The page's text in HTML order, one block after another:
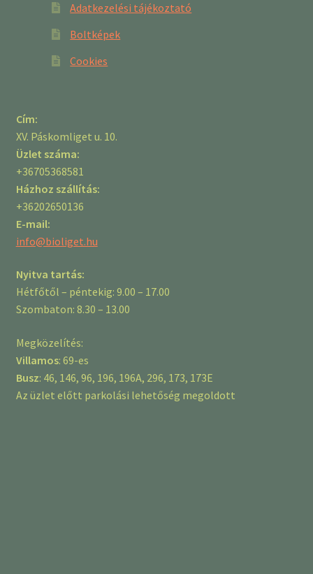
Adatkezelési tájékoztató
Boltképek
Cookies
Cím:
XV. Páskomliget u. 10.
Üzlet száma:
+36705368581
Házhoz szállítás:
+36202650136
E-mail:
info@bioliget.hu
Nyitva tartás:
Hétfőtől – péntekig: 9.00 – 17.00
Szombaton: 8.30 – 13.00
Megközelítés:
Villamos: 69-es
Busz: 46, 146, 96, 196, 196A, 296, 173, 173E
Az üzlet előtt parkolási lehetőség megoldott